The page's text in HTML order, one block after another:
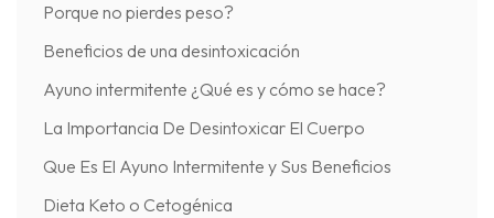
Porque no pierdes peso?
Beneficios de una desintoxicación
Ayuno intermitente ¿Qué es y cómo se hace?
La Importancia De Desintoxicar El Cuerpo
Que Es El Ayuno Intermitente y Sus Beneficios
Dieta Keto o Cetogénica